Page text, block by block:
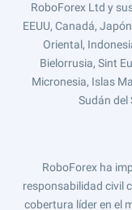
RoboForex Ltd y
EEUU, Canadá,
Oriental,
Bielorrusia, Sint
Micronesia, Islas
Sudán del
RoboForex ha
responsabilidad civil
cobertura líder en el